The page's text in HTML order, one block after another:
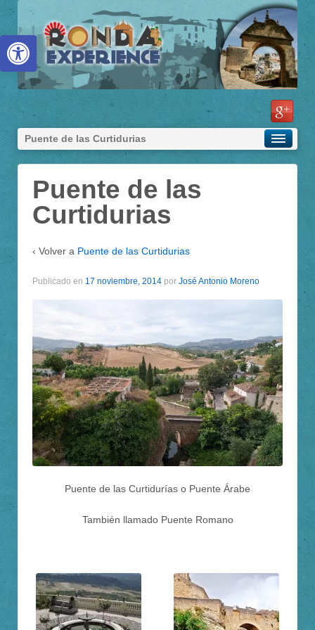
Abrir barra de herramientas
Puente de las Curtidurias
Puente de las
Curtidurias
‹ Volver a Puente de las Curtidurias
Publicado en 17 noviembre, 2014 por José Antonio Moreno
Puente de las Curtidurías o Puente Árabe
También llamado Puente Romano